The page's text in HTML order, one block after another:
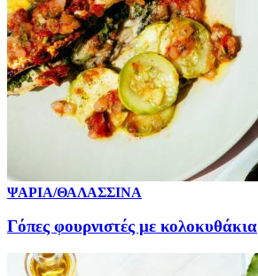
ΨΑΡΙΑ/ΘΑΛΑΣΣΙΝΑ
Γόπες φουρνιστές με κολοκυθάκια